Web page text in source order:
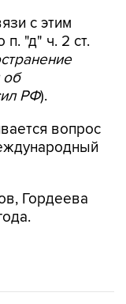
с этим
"д" ч. 2 ст.
об
РФ).
вопрос
Гордеева